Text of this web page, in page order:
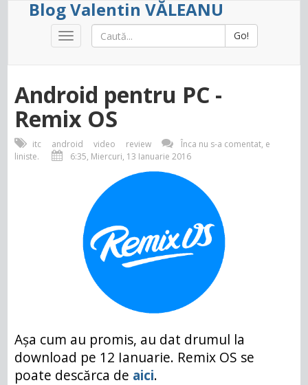
Blog Valentin VĂLEANU
Toggle
Go!
Android pentru PC -
Remix OS
itc android video review
Înca nu s-a comentat, e
liniste.
6:35, Miercuri, 13 Ianuarie 2016
Așa cum au promis, au dat drumul la
download pe 12 Ianuarie. Remix OS se
poate descărca de aici.